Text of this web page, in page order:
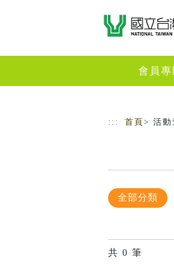
會員專
::: 首頁 > 活動
全部分類
共 0 筆